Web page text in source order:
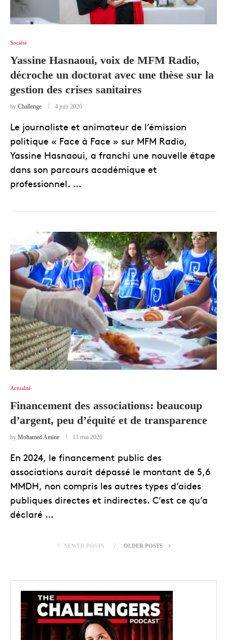
Société
Yassine Hasnaoui, voix de MFM Radio,
décroche un doctorat avec une thèse sur la
gestion des crises sanitaires
by Challenge 4 juin 2026
Le journaliste et animateur de l’émission
politique « Face à Face » sur MFM Radio,
Yassine Hasnaoui, a franchi une nouvelle étape
dans son parcours académique et
professionnel. …
Actualité
Financement des associations: beaucoup
d’argent, peu d’équité et de transparence
by Mohamed Amine 13 mai 2026
En 2024, le financement public des
associations aurait dépassé le montant de 5,6
MMDH, non compris les autres types d’aides
publiques directes et indirectes. C’est ce qu’a
déclaré …
NEWER POSTS OLDER POSTS